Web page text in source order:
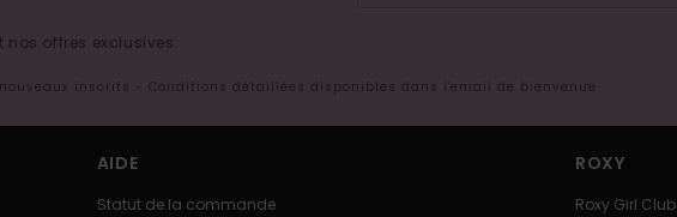
offres exclusives.
inscrits - Conditions détaillées disponibles dans l'email de bienvenue
AIDE
Statut de la commande
ROXY
Roxy Girl Club